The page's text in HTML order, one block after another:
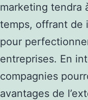
marketing tendra
temps, offrant de
pour
entreprises. En
compagnies
avantages de